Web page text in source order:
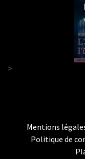
>
Mentions
Politique de